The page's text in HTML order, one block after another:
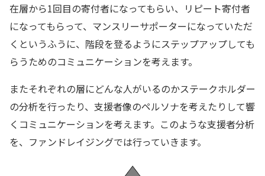
在層から1回目の寄付者になってもらい、リピート寄付者
になってもらって、マンスリーサポーターになっていただ
くというふうに、階段を登るようにステップアップしても
らうためのコミュニケーションを考えます。
またそれぞれの層にどんな人がいるのかステークホルダー
の分析を行ったり、支援者像のペルソナを考えたりして響
くコミュニケーションを考えます。このような支援者分析
を、ファンドレイジングでは行っていきます。